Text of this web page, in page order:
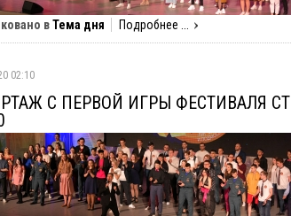
вТема дня Подробнее ...
02:10
С ПЕРВОЙ ИГРЫ ФЕСТИВАЛЯ